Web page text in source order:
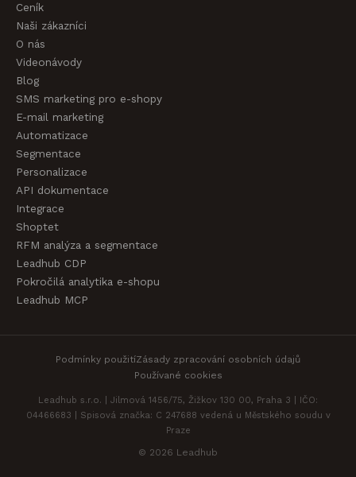
Ceník
Naši zákazníci
O nás
Videonávody
Blog
SMS marketing pro e-shopy
E-mail marketing
Automatizace
Segmentace
Personalizace
API dokumentace
Integrace
Shoptet
RFM analýza a segmentace
Leadhub CDP
Pokročilá analytika e-shopu
Leadhub MCP
Podmínky použitíZásady zpracování osobních údajů
Používané cookies
Leadhub s.r.o. | Jilmová 1456/75, Žižkov 130 00, Praha 3 | IČO:
04466683 | Spisová značka: C 247688 vedená u Městského soudu v
Praze
© 2026 Leadhub